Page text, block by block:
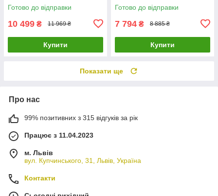
Готово до відправки
10 499 ₴ 11 969 ₴
Купити
Готово до відправки
7 794 ₴ 8 885 ₴
Купити
Показати ще
Про нас
99% позитивних з 315 відгуків за рік
Працює з 11.04.2023
м. Львів
вул. Купчинського, 31, Львів, Україна
Контакти